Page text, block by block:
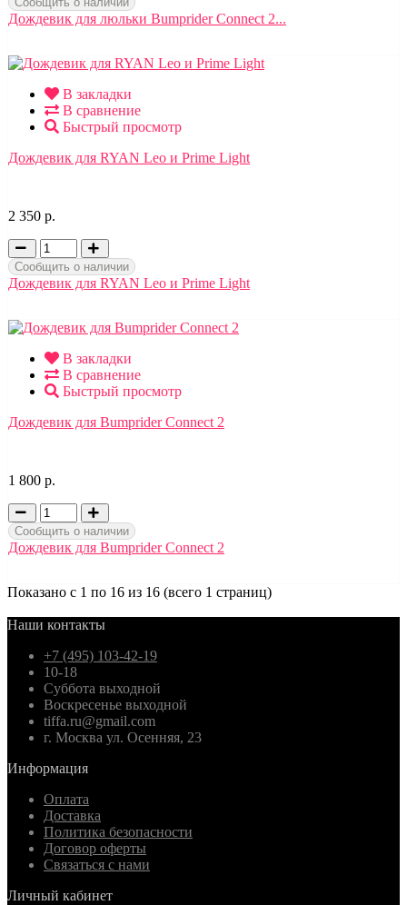
Дождевик для люльки Bumprider Connect 2...
В закладки
В сравнение
Быстрый просмотр
Дождевик для RYAN Leo и Prime Light
2 350 р.
Сообщить о наличии
Дождевик для RYAN Leo и Prime Light
В закладки
В сравнение
Быстрый просмотр
Дождевик для Bumprider Connect 2
1 800 р.
Сообщить о наличии
Дождевик для Bumprider Connect 2
Показано с 1 по 16 из 16 (всего 1 страниц)
Наши контакты
+7 (495) 103-42-19
10-18
Суббота выходной
Воскресенье выходной
tiffa.ru@gmail.com
г. Москва ул. Осенняя, 23
Информация
Оплата
Доставка
Политика безопасности
Договор оферты
Связаться с нами
Личный кабинет